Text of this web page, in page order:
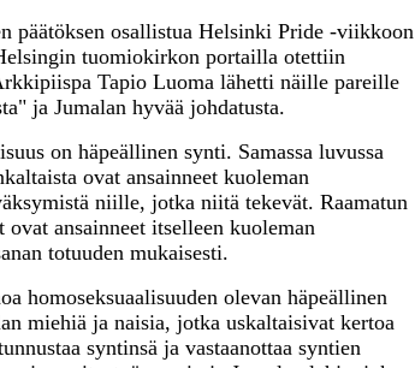
osallistua Helsinki Pride -viikkoon
tuomiokirkon portailla otettiin
Tapio Luoma lähetti näille pareille
ja Jumalan hyvää johdatusta.
on häpeällinen synti. Samassa luvussa
ovat ansainneet kuoleman
niille, jotka niitä tekevät. Raamatun
ansainneet itselleen kuoleman
totuuden mukaisesti.
homoseksuaalisuuden olevan häpeällinen
miehiä ja naisia, jotka uskaltaisivat kertoa
syntinsä ja vastaanottaa syntien